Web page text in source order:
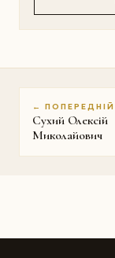
← ПОПЕРЕДНІЙ
Сухий Олексій
Миколайович